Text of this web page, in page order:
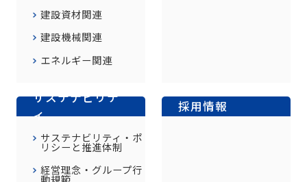
建設資材関連
建設機械関連
エネルギー関連
サステナビリテ
ィ
サステナビリティ・ポ
リシーと推進体制
経営理念・グループ行
動規範
採用情報